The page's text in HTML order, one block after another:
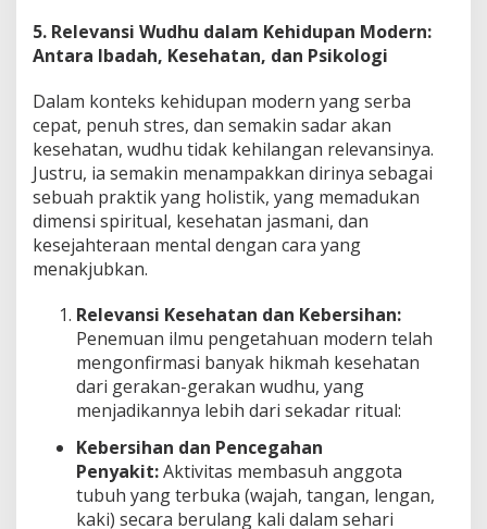
5. Relevansi Wudhu dalam Kehidupan Modern:
Antara Ibadah, Kesehatan, dan Psikologi
Dalam konteks kehidupan modern yang serba
cepat, penuh stres, dan semakin sadar akan
kesehatan, wudhu tidak kehilangan relevansinya.
Justru, ia semakin menampakkan dirinya sebagai
sebuah praktik yang holistik, yang memadukan
dimensi spiritual, kesehatan jasmani, dan
kesejahteraan mental dengan cara yang
menakjubkan.
Relevansi Kesehatan dan Kebersihan:
Penemuan ilmu pengetahuan modern telah
mengonfirmasi banyak hikmah kesehatan
dari gerakan-gerakan wudhu, yang
menjadikannya lebih dari sekadar ritual:
Kebersihan dan Pencegahan
Penyakit:Aktivitas membasuh anggota
tubuh yang terbuka (wajah, tangan, lengan,
kaki) secara berulang kali dalam sehari